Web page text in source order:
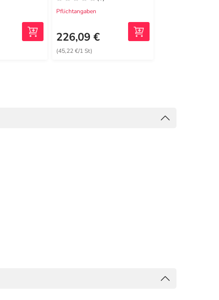
Pflichtangaben
226,09 €
(45,22 €/1 St)